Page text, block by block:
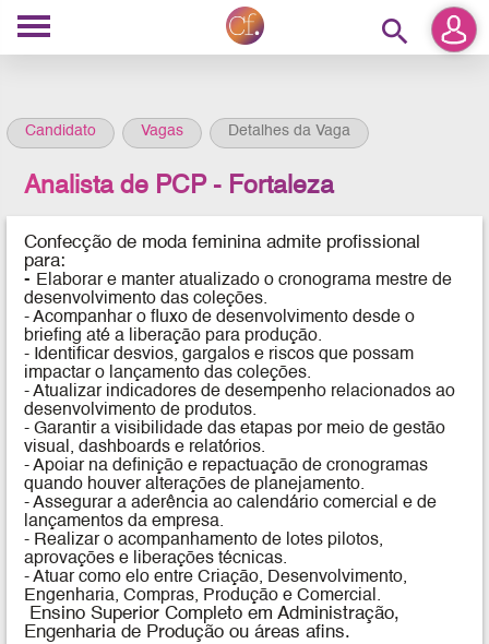
search
Candidato Vagas Detalhes da Vaga
Analista de PCP - Fortaleza
Confecção de moda feminina admite profissional
para:
- Elaborar e manter atualizado o cronograma mestre de
desenvolvimento das coleções.
- Acompanhar o fluxo de desenvolvimento desde o
briefing até a liberação para produção.
- Identificar desvios, gargalos e riscos que possam
impactar o lançamento das coleções.
- Atualizar indicadores de desempenho relacionados ao
desenvolvimento de produtos.
- Garantir a visibilidade das etapas por meio de gestão
visual, dashboards e relatórios.
- Apoiar na definição e repactuação de cronogramas
quando houver alterações de planejamento.
- Assegurar a aderência ao calendário comercial e de
lançamentos da empresa.
- Realizar o acompanhamento de lotes pilotos,
aprovações e liberações técnicas.
- Atuar como elo entre Criação, Desenvolvimento,
Engenharia, Compras, Produção e Comercial.
Ensino Superior Completo em Administração,
Engenharia de Produção ou áreas afins.